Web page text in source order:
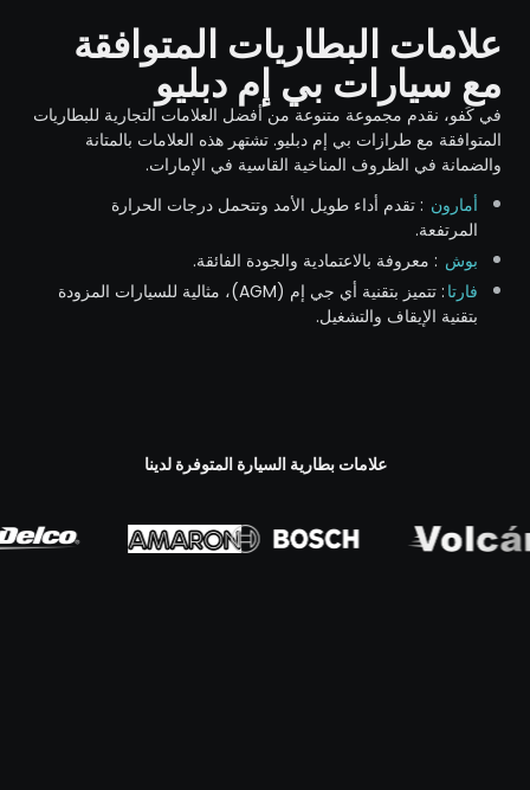
علامات بطارية السيارة المتوفرة لدينا
علامات البطاريات المتوافقة
مع سيارات بي إم دبليو
في كَفو، نقدم مجموعة متنوعة من أفضل العلامات التجارية للبطاريات
المتوافقة مع طرازات بي إم دبليو. تشتهر هذه العلامات بالمتانة
والضمانة في الظروف المناخية القاسية في الإمارات.
أمارون : تقدم أداء طويل الأمد وتتحمل درجات الحرارة
المرتفعة.
بوش : معروفة بالاعتمادية والجودة الفائقة.
فارتا
: تتميز بتقنية أي جي إم (AGM)، مثالية للسيارات المزودة
بتقنية الإيقاف والتشغيل.